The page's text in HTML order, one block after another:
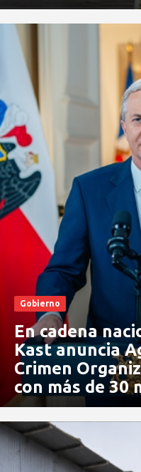
Gobierno
En cadena
Kast anuncia
Crimen
con más de 30